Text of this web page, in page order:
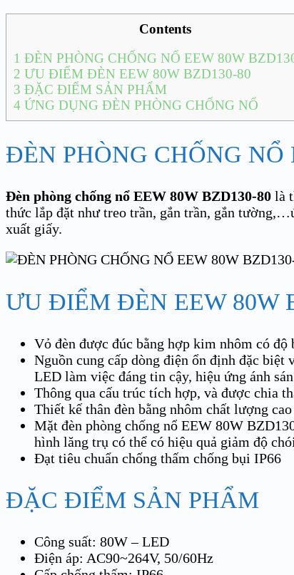
Contents
1 ĐÈN PHÒNG CHỐNG NỔ EEW 80W
2 ƯU ĐIỂM ĐÈN EEW 80W BZD130-80
3 ĐẶC ĐIỂM SẢN PHẨM
4 ỨNG DỤNG ĐÈN PHÒNG CHỐNG NỔ
ĐÈN PHÒNG CHỐNG NỔ
Đèn phòng chống nổ EEW 80W BZD130-80 là
thức lắp đặt như treo trần, gắn trần, gắn
xuất giấy.
ƯU ĐIỂM ĐÈN EEW 80W
Vỏ đèn được đúc bằng hợp kim nhôm có
Nguồn cung cấp dòng điện ổn định đặc biệt
LED làm việc đáng tin cậy, hiệu ứng ánh
Thông qua cấu trúc tích hợp, và được chia
Thiết kế thân đèn bằng nhôm chất lượng
Mặt đèn phòng chống nổ EEW 80W
hình lăng trụ có thể có hiệu quả giảm độ chói
Đạt tiêu chuẩn chống thấm chống bụi IP66
ĐẶC ĐIỂM SẢN PHẨM
Công suất: 80W – LED
Điện áp: AC90~264V, 50/60Hz